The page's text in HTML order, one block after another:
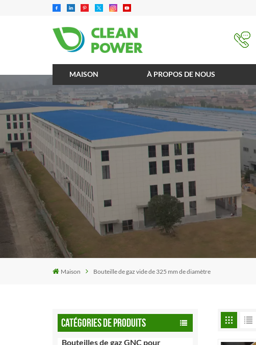
MAISON À PROPOS DE NOUS
Maison Bouteille de gaz vide de 325 mm de diamètre
CATÉGORIES DE PRODUITS
Bouteilles de gaz GNC pour